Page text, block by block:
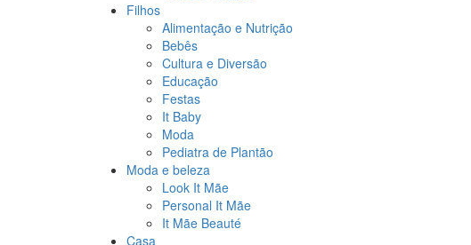
Filhos
Alimentação e Nutrição
Bebês
Cultura e Diversão
Educação
Festas
It Baby
Moda
Pediatra de Plantão
Moda e beleza
Look It Mãe
Personal It Mãe
It Mãe Beauté
Casa